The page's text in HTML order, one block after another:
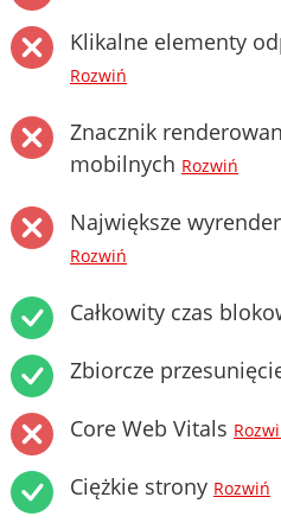
Klikalne elementy
Rozwiń
Znacznik
mobilnych Rozwiń
Największe
Rozwiń
Całkowity czas
Zbiorcze
Core Web Vitals
Ciężkie strony Rozwiń